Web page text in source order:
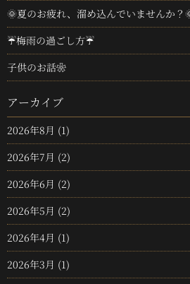
🌞夏のお疲れ、溜め込んでいませんか？
☔梅雨の過ごし方☔
子供のお話❀
アーカイブ
2026年8月 (1)
2026年7月 (2)
2026年6月 (2)
2026年5月 (2)
2026年4月 (1)
2026年3月 (1)